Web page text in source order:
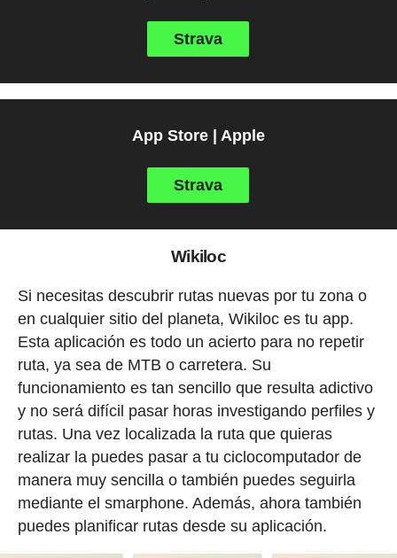
Strava
App Store | Apple
Strava
Wikiloc
Si necesitas descubrir rutas nuevas por tu zona o
en cualquier sitio del planeta, Wikiloc es tu app.
Esta aplicación es todo un acierto para no repetir
ruta, ya sea de MTB o carretera. Su
funcionamiento es tan sencillo que resulta adictivo
y no será difícil pasar horas investigando perfiles y
rutas. Una vez localizada la ruta que quieras
realizar la puedes pasar a tu ciclocomputador de
manera muy sencilla o también puedes seguirla
mediante el smarphone. Además, ahora también
puedes planificar rutas desde su aplicación.